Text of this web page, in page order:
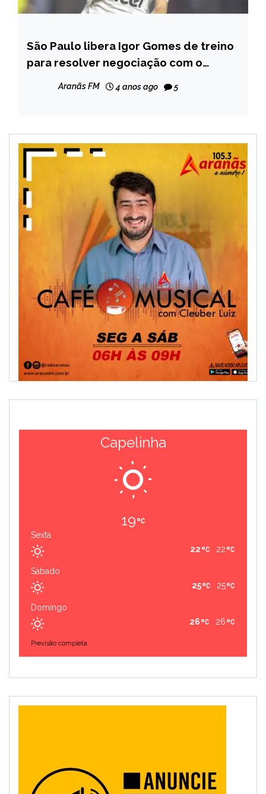
ESPORTES
São Paulo libera Igor Gomes de treino
para resolver negociação com o
Aranãs FM 4 anos ago 5
Capelinha
19
Sexta
22
22
Sábado
25
25
Domingo
26
26
Previsão completa